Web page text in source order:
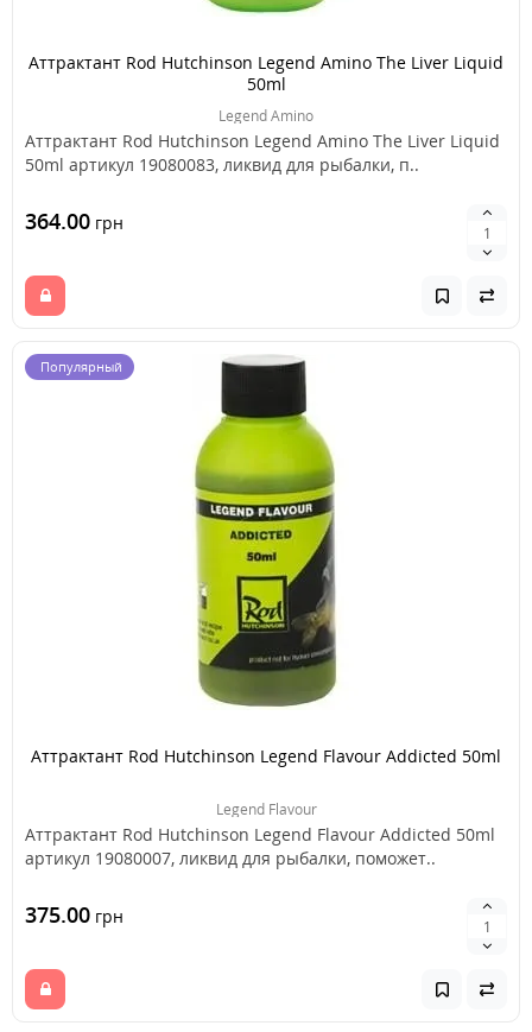
Аттрактант Rod Hutchinson Legend Amino The Liver Liquid
50ml
Legend Amino
Аттрактант Rod Hutchinson Legend Amino The Liver Liquid
50ml артикул 19080083, ликвид для рыбалки, п..
364.00 грн
Популярный
Аттрактант Rod Hutchinson Legend Flavour Addicted 50ml
Legend Flavour
Аттрактант Rod Hutchinson Legend Flavour Addicted 50ml
артикул 19080007, ликвид для рыбалки, поможет..
375.00 грн